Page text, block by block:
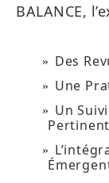
BALANCE,
Des
Une
Un
Pertinent